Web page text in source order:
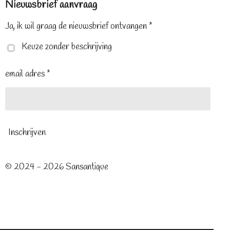
b
o
e
e
t
a
r
m
Nieuwsbrief aanvraag
Ja, ik wil graag de nieuwsbrief ontvangen *
Keuze zonder beschrijving
email adres *
Inschrijven
© 2024 - 2026 Sansantique